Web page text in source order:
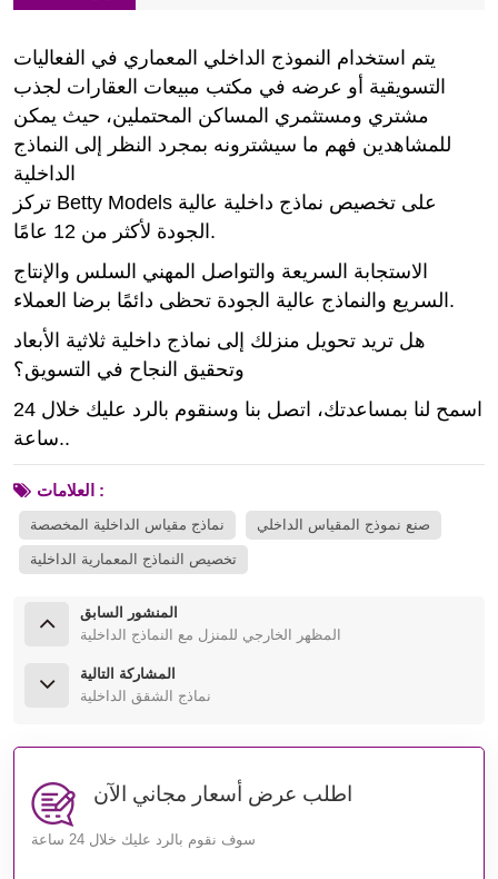
يتم استخدام النموذج الداخلي المعماري في الفعاليات
التسويقية أو عرضه في مكتب مبيعات العقارات لجذب
مشتري ومستثمري المساكن المحتملين، حيث يمكن
للمشاهدين فهم ما سيشترونه بمجرد النظر إلى النماذج
الداخلية
تركز Betty Models على تخصيص نماذج داخلية عالية
الجودة لأكثر من 12 عامًا.
الاستجابة السريعة والتواصل المهني السلس والإنتاج
السريع والنماذج عالية الجودة تحظى دائمًا برضا العملاء.
هل تريد تحويل منزلك إلى نماذج داخلية ثلاثية الأبعاد
وتحقيق النجاح في التسويق؟
اسمح لنا بمساعدتك، اتصل بنا وسنقوم بالرد عليك خلال 24
ساعة..
العلامات :
نماذج مقياس الداخلية المخصصة صنع نموذج المقياس الداخلي
تخصيص النماذج المعمارية الداخلية
المنشور السابق
المظهر الخارجي للمنزل مع النماذج الداخلية
المشاركة التالية
نماذج الشقق الداخلية
اطلب عرض أسعار مجاني الآن
سوف نقوم بالرد عليك خلال 24 ساعة